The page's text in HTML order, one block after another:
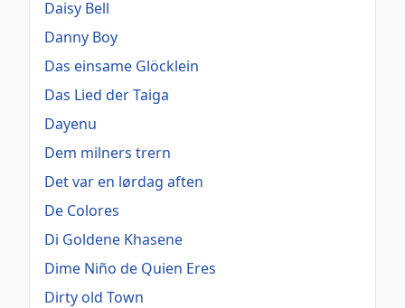
Daisy Bell
Danny Boy
Das einsame Glöcklein
Das Lied der Taiga
Dayenu
Dem milners trern
Det var en lørdag aften
De Colores
Di Goldene Khasene
Dime Niño de Quien Eres
Dirty old Town